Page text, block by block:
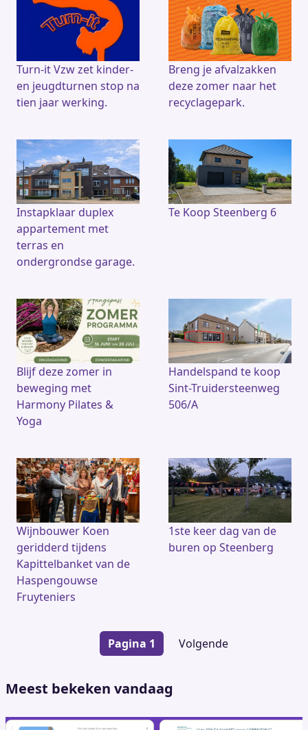
Turn-it Vzw zet kinder-
en jeugdturnen stop na
tien jaar werking.
Breng je afvalzakken
deze zomer naar het
recyclagepark.
Instapklaar duplex
appartement met
terras en
ondergrondse garage.
Te Koop Steenberg 6
Blijf deze zomer in
beweging met
Harmony Pilates &
Yoga
Handelspand te koop
Sint-Truidersteenweg
506/A
Wijnbouwer Koen
geridderd tijdens
Kapittelbanket van de
Haspengouwse
Fruyteniers
1ste keer dag van de
buren op Steenberg
Pagina 1
Volgende
Volgende
Meest bekeken vandaag